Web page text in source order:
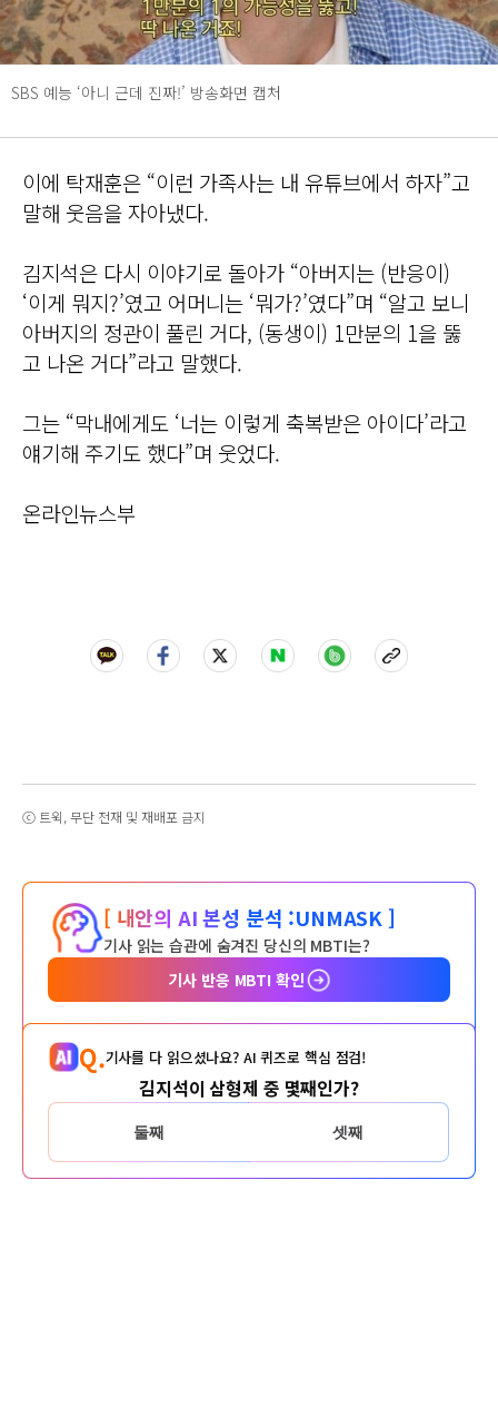
SBS 예능 ‘아니 근데 진짜!’ 방송화면 캡처
이에 탁재훈은 “이런 가족사는 내 유튜브에서 하자”고
말해 웃음을 자아냈다.
김지석은 다시 이야기로 돌아가 “아버지는 (반응이)
‘이게 뭐지?’였고 어머니는 ‘뭐가?’였다”며 “알고 보니
아버지의 정관이 풀린 거다, (동생이) 1만분의 1을 뚫
고 나온 거다”라고 말했다.
그는 “막내에게도 ‘너는 이렇게 축복받은 아이다’라고
얘기해 주기도 했다”며 웃었다.
온라인뉴스부
ⓒ 트윅, 무단 전재 및 재배포 금지
[ 내안의 AI 본성 분석 :UNMASK ]
기사 읽는 습관에 숨겨진 당신의 MBTI는?
기사 반응 MBTI 확인
Q.기사를 다 읽으셨나요? AI 퀴즈로 핵심 점검!
김지석이 삼형제 중 몇째인가?
둘째 셋째